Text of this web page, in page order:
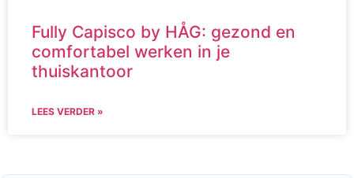
Fully Capisco by HÅG: gezond en
comfortabel werken in je
thuiskantoor
LEES VERDER »